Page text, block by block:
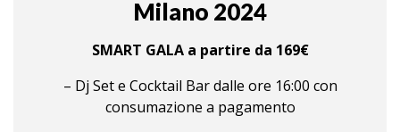
Milano 2024
SMART GALA a partire da 169€
– Dj Set e Cocktail Bar dalle ore 16:00 con
consumazione a pagamento